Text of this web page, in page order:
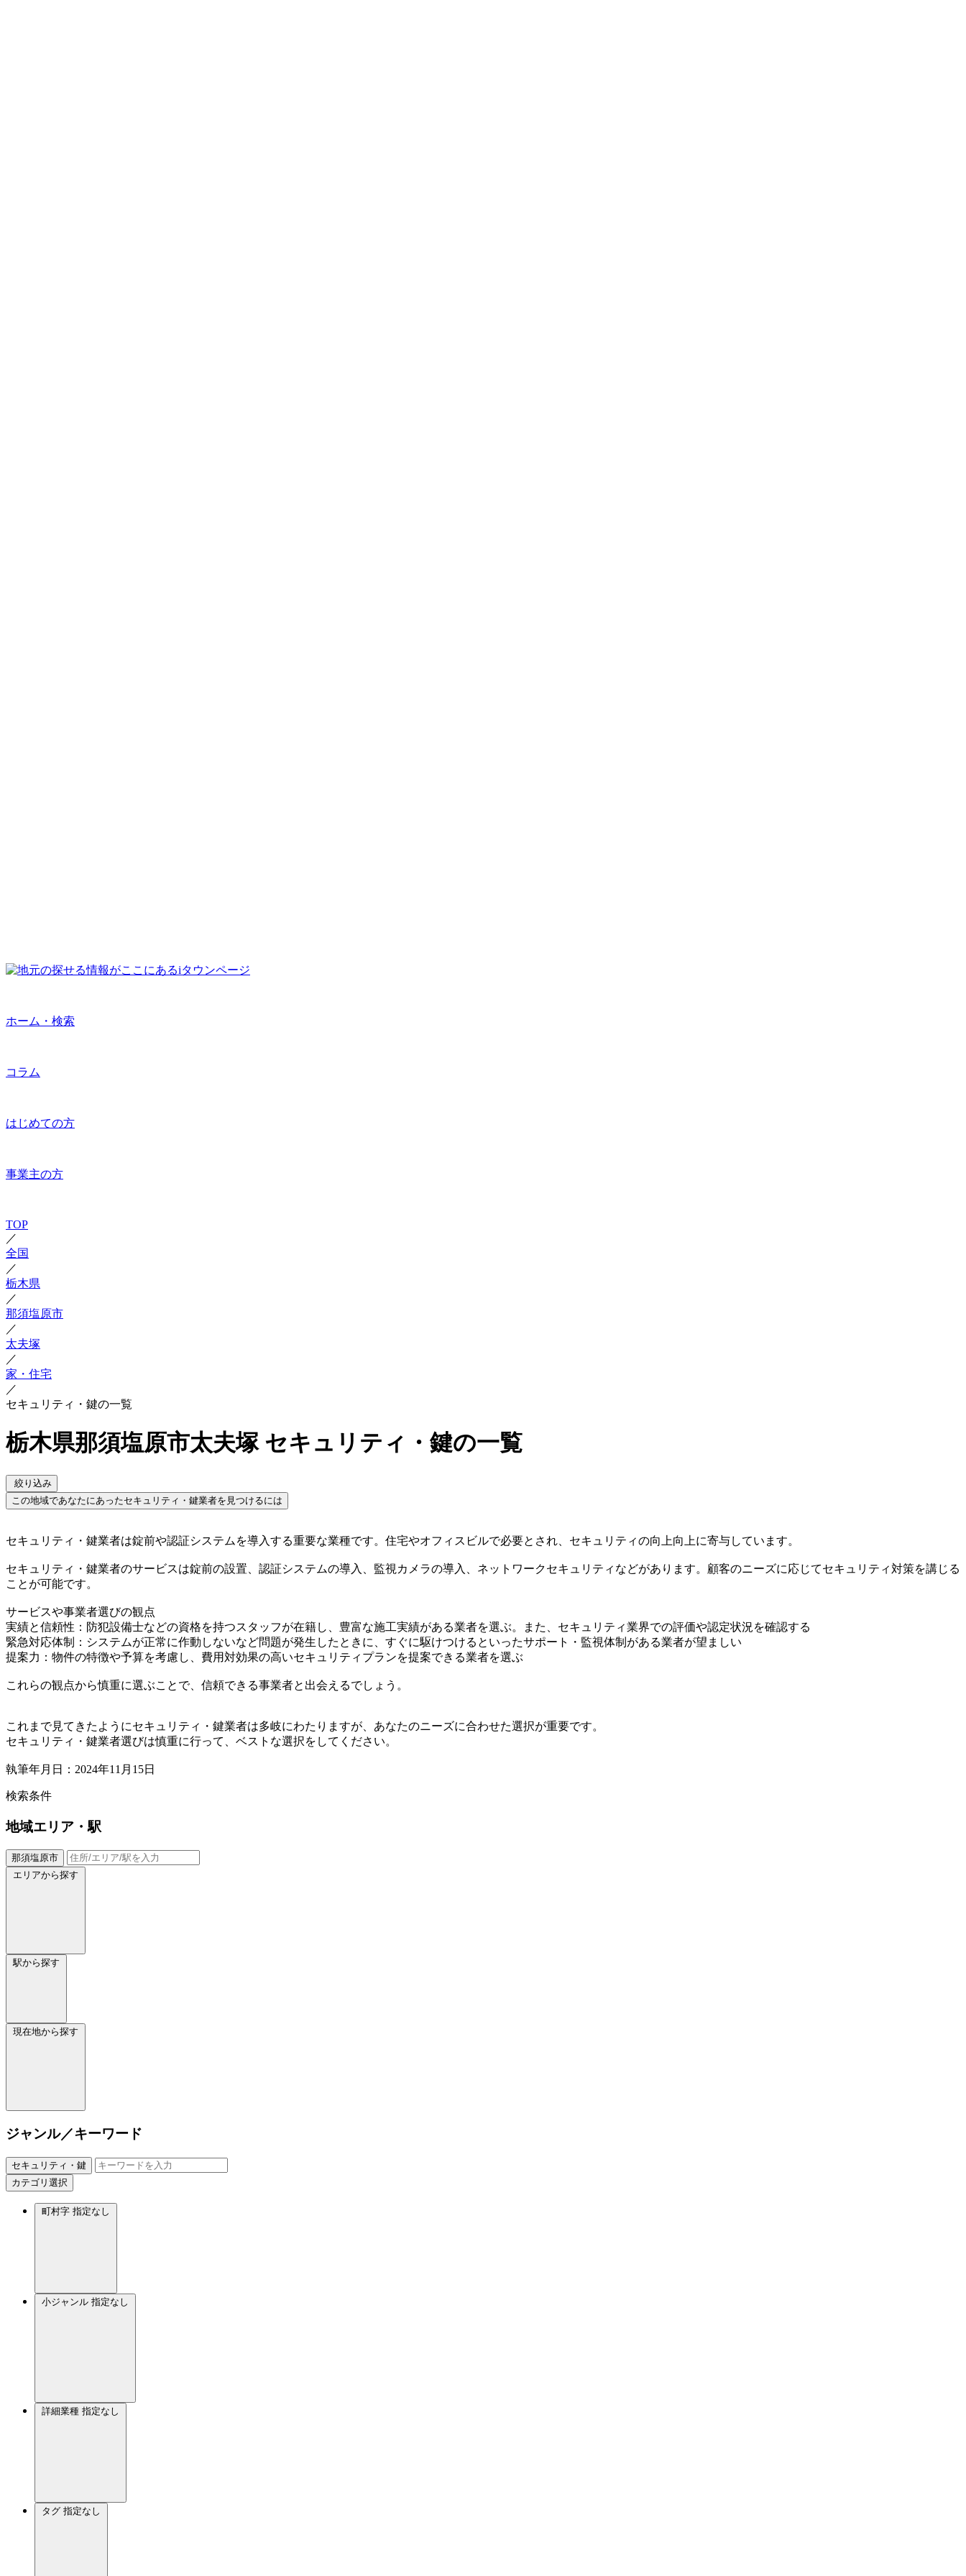
ホーム・検索
コラム
はじめての方
事業主の方
TOP
／
全国
／
栃木県
／
那須塩原市
／
太夫塚
／
家・住宅
／
セキュリティ・鍵の一覧
栃木県那須塩原市太夫塚 セキュリティ・鍵の一覧
絞り込み
この地域であなたにあったセキュリティ・鍵業者を見つけるには
セキュリティ・鍵業者は錠前や認証システムを導入する重要な業種です。住宅やオフィスビルで必要とされ、セキュリティの向上向上に寄与しています。
セキュリティ・鍵業者のサービスは錠前の設置、認証システムの導入、監視カメラの導入、ネットワークセキュリティなどがあります。顧客のニーズに応じてセキュリティ対策を講じる
ことが可能です。
サービスや事業者選びの観点
実績と信頼性：防犯設備士などの資格を持つスタッフが在籍し、豊富な施工実績がある業者を選ぶ。また、セキュリティ業界での評価や認定状況を確認する
緊急対応体制：システムが正常に作動しないなど問題が発生したときに、すぐに駆けつけるといったサポート・監視体制がある業者が望ましい
提案力：物件の特徴や予算を考慮し、費用対効果の高いセキュリティプランを提案できる業者を選ぶ
これらの観点から慎重に選ぶことで、信頼できる事業者と出会えるでしょう。
これまで見てきたようにセキュリティ・鍵業者は多岐にわたりますが、あなたのニーズに合わせた選択が重要です。
セキュリティ・鍵業者選びは慎重に行って、ベストな選択をしてください。
執筆年月日：2024年11月15日
検索条件
地域エリア・駅
那須塩原市
エリアから探す
駅から探す
現在地から探す
ジャンル／キーワード
セキュリティ・鍵
カテゴリ選択
町村字 指定なし
小ジャンル 指定なし
詳細業種 指定なし
タグ 指定なし